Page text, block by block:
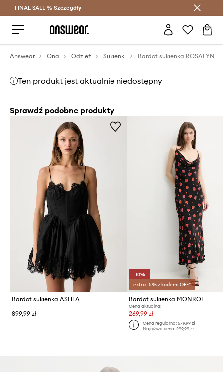
Oszczędzaj z Answear Club >
FINAL SALE % Szczegóły
Answear Ona Odzież Sukienki Bardot sukienka ROSALYN
Ten produkt jest aktualnie niedostępny
Sprawdź podobne produkty
Bardot sukienka ASHTA
899,99 zł
-10%
extra -5% z kodem: OFF*
Bardot sukienka MONROE
Cena aktualna:
269,99 zł
Cena regularna: 579,99 zł
Najniższa cena: 299,99 zł